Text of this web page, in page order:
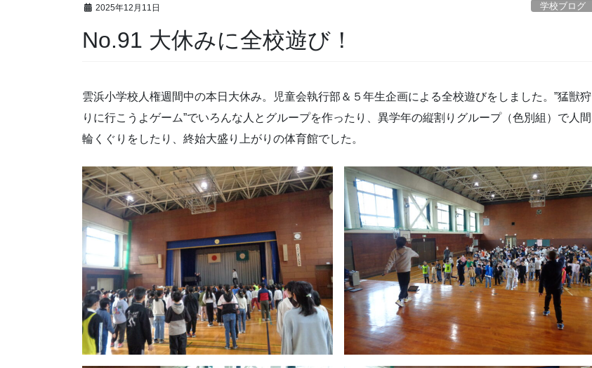
2025年12月11日 学校ブログ
No.91 大休みに全校遊び！
雲浜小学校人権週間中の本日大休み。児童会執行部＆５年生企画による全校遊びをしました。”猛獣狩
りに行こうよゲーム”でいろんな人とグループを作ったり、異学年の縦割りグループ（色別組）で人間
輪くぐりをしたり、終始大盛り上がりの体育館でした。